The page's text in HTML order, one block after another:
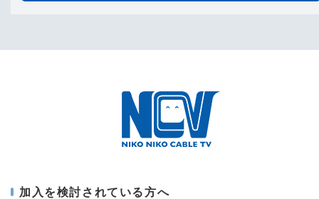
加入を検討されている方へ